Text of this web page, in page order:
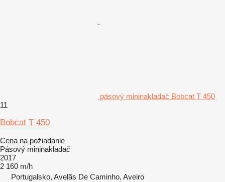
pásový mininakladač Bobcat T 450
11
Bobcat T 450
Cena na požiadanie
Pásový mininakladač
2017
2 160 m/h
Portugalsko, Avelãs De Caminho, Aveiro